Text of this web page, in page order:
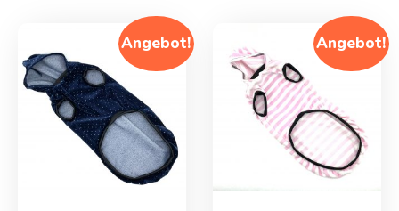
Angebot! Angebot!